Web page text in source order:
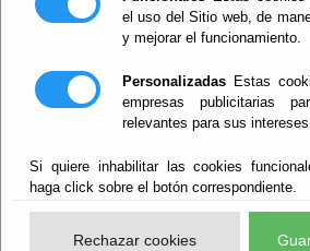
el uso del Sitio web, de
y mejorar el funcionamiento.
Personalizadas Estas
empresas publicitarias
relevantes para sus
Si quiere inhabilitar las cookies
haga click sobre el botón correspondiente.
Rechazar cookies
I5B_USOS Y
Anexos
I5B_USOS Y ZONAS.pdf